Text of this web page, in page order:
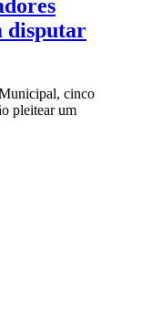
disputar
cinco
pleitear um